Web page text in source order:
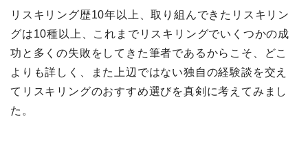
リスキリング歴10年以上、取り組んできたリスキリン
グは10種以上、これまでリスキリングでいくつかの成
功と多くの失敗をしてきた筆者であるからこそ、どこ
よりも詳しく、また上辺ではない独自の経験談を交え
てリスキリングのおすすめ選びを真剣に考えてみまし
た。